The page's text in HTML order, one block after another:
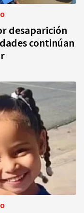
desaparición
continúan